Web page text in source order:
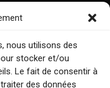
nous utilisons des
stocker et/ou
Le fait de consentir à
des données
trouver Le Mensuel ?
en ligne